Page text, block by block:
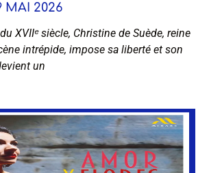
MAI 2026
XVIIᵉ siècle, Christine de Suède, reine
intrépide, impose sa liberté et son
un